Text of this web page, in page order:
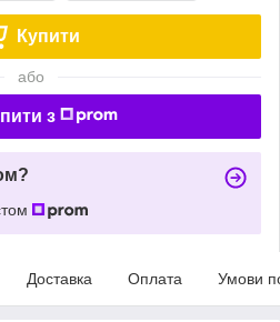
Купити
або
з
Доставка Оплата Умови